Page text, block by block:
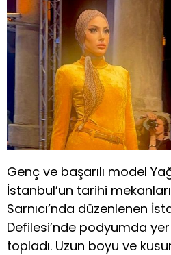
Genç ve başarılı model
İstanbul’un tarihi
Sarnıcı’nda düzenlenen
Defilesi’nde podyumda
topladı. Uzun boyu ve